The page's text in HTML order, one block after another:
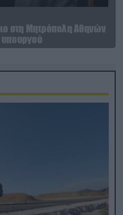
στη Μητρόπολη Αθηνών